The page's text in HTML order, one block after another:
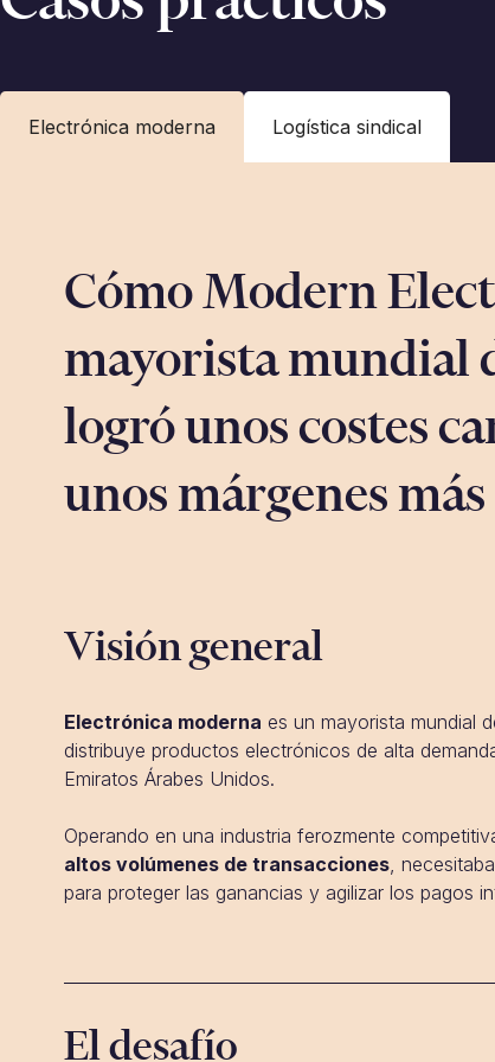
Electrónica moderna Logística sindical
Cómo Modern
mayorista mundial
logró unos costes
unos márgenes
Visión general
Electrónica moderna es un mayorista mundial
distribuye productos electrónicos de alta
Emiratos Árabes Unidos.
Operando en una industria ferozmente
altos volúmenes de transacciones,
para proteger las ganancias y agilizar los pagos
El desafío